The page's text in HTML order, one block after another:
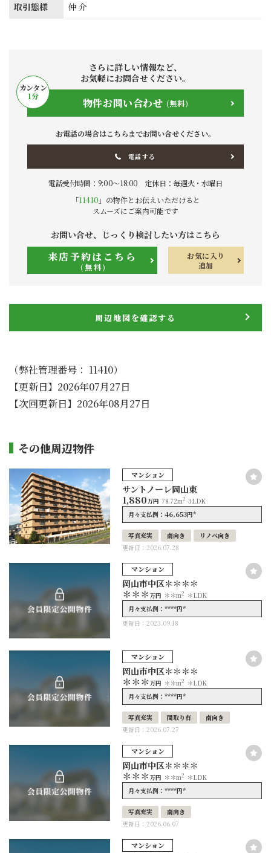
取引態様 仲介
さらに詳しい情報など、
お気軽にお問合せください。
カンタン
1分
物件お問い合わせ (無料)
お電話の場合はこちらまでお問い合せください。
電話する
電話受付時間：9:00〜18:00 定休日：毎週火・水曜日
「11410 」の物件とお伝えいただけると
スムーズにご案内可能です
お問い合せ、じっくり検討したい方はこちら
来店予約はこちら
(無料)
お気に入り
追加
周辺地図を確認する
（弊社管理番号： 11410）
【更新日】2026年07月27日
【次回更新日】2026年08月27日
その他周辺物件
マンション
サントノーレ岡山東
1,880万円 78.72m2 3LDK
月々支払例：46,653円*
写真充実 南向き
リノベ向き
更新日：2026.07.28
マンション
岡山市中区＊＊＊＊
＊＊＊万円 ＊＊m2 ＊LDK
月々支払例：****円*
更新日：2023.09.18
マンション
岡山市中区＊＊＊＊
＊＊＊万円 ＊＊m2 ＊LDK
月々支払例：****円*
写真充実 間取り有
南向き
更新日：2026.07.27
マンション
岡山市中区＊＊＊＊
＊＊＊万円 ＊＊m2 ＊LDK
月々支払例：****円*
写真充実
南向き
更新日：2026.06.07
マンション